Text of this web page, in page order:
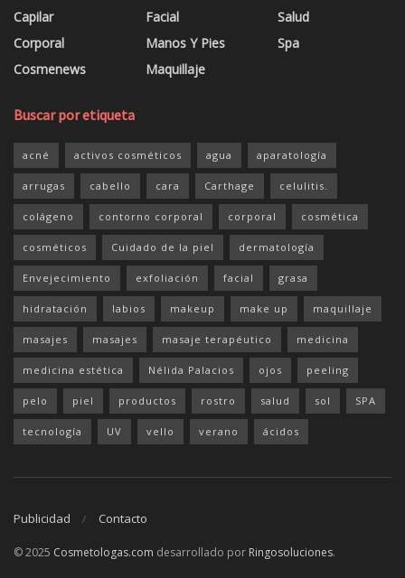
Capilar
Corporal
Cosmenews
Facial
Manos Y Pies
Maquillaje
Salud
Spa
Buscar por etiqueta
acné activos cosméticos agua aparatología
arrugas cabello cara Carthage celulitis.
colágeno contorno corporal corporal cosmética
cosméticos Cuidado de la piel dermatología
Envejecimiento exfoliación facial grasa
hidratación labios makeup make up maquillaje
masajes masajes masaje terapéutico medicina
medicina estética Nélida Palacios ojos peeling
pelo piel productos rostro salud sol SPA
tecnología UV vello verano ácidos
Publicidad Contacto
© 2025 Cosmetologas.com desarrollado por Ringosoluciones.